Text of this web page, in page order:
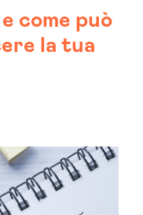
come può
la tua